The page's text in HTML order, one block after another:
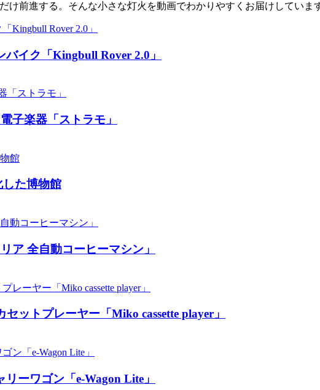
け前進する。そんな小さな灯火を動画でわかりやすくお届けしていま
イク「Kingbull Rover 2.0」
子楽器「ストラモ」
た博物館
ア 全自動コーヒーマシン」
ットプレーヤー「Miko cassette player」
ーワゴン「​​e-Wagon Lite」